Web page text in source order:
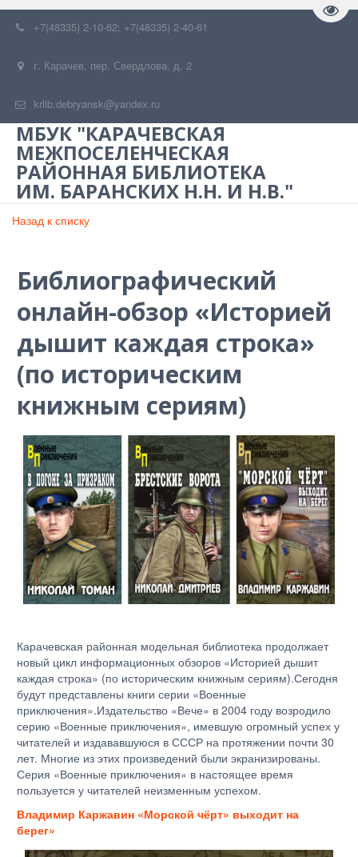
+7(48335) 2-10-62; +7(48335) 2-40-61
г. Карачев, пер. Свердлова, д. 2
krlib.debryansk@yandex.ru
МБУК "КАРАЧЕВСКАЯ
МЕЖПОСЕЛЕНЧЕСКАЯ
РАЙОННАЯ БИБЛИОТЕКА
ИМ. БАРАНСКИХ Н.Н. И Н.В."
Назад к списку
Библиографический
онлайн-обзор «Историей
дышит каждая строка»
(по историческим
книжным сериям)
Карачевская районная модельная библиотека продолжает
новый цикл информационных обзоров «Историей дышит
каждая строка» (по историческим книжным сериям).Сегодня
будут представлены книги серии «Военные
приключения».Издательство «Вече» в 2004 году возродило
серию «Военные приключения», имевшую огромный успех у
читателей и издававшуюся в СССР на протяжении почти 30
лет. Многие из этих произведений были экранизированы.
Серия «Военные приключения» в настоящее время
пользуется у читателей неизменным успехом.
Владимир Каржавин «Морской чёрт» выходит на
берег»